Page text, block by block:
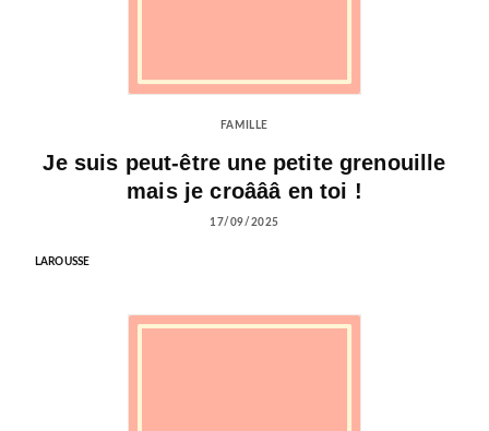
FAMILLE
Je suis peut-être une petite grenouille
mais je croâââ en toi !
17/09/2025
LAROUSSE